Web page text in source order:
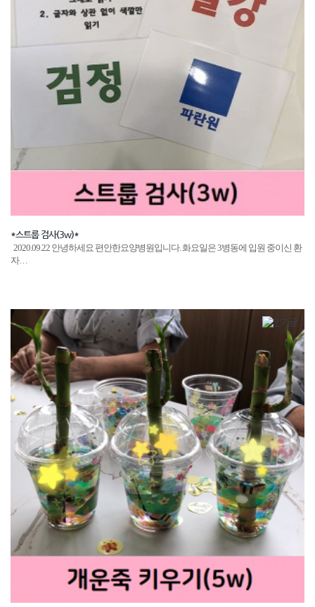
*스트룹 검사(3w)*
2020.09.22 안녕하세요 편안한요양병원입니다. 화요일은 3병동에 입원 중이신 환
자…